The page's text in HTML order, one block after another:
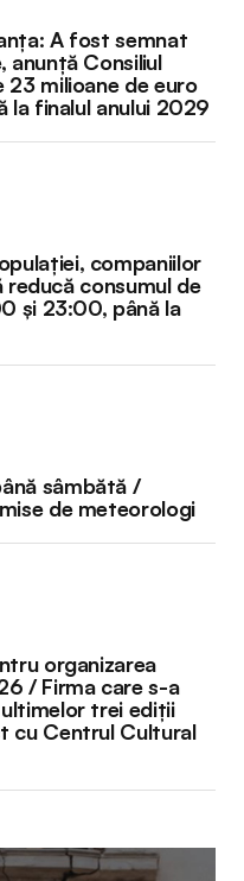
A fost semnat
Consiliul
milioane de euro
la finalul anului 2029
companiilor
consumul de
și 23:00, până la
sâmbătă /
de meteorologi
organizarea
/ Firma care s-a
trei ediții
cu Centrul Cultural